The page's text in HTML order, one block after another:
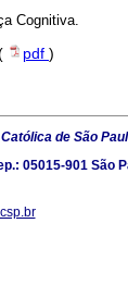
Cognitiva.
pdf )
de São
05015-901 São